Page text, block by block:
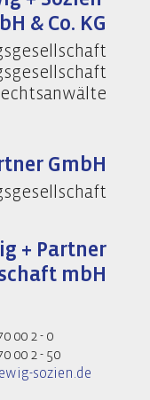
& Co. KG
GmbH
+ Partner
mbH
00 2 - 0
00 2 - 50
sozien.de